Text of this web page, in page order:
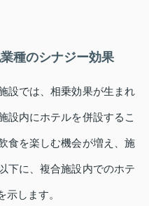
種のシナジー効果
設では、相乗効果が生まれ
設内にホテルを併設するこ
食を楽しむ機会が増え、施
下に、複合施設内でのホテ
します。